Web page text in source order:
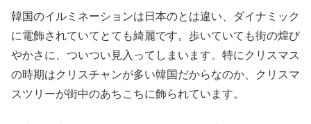
韓国のイルミネーションは日本のとは違い、ダイナミック
に電飾されていてとても綺麗です。歩いていても街の煌び
やかさに、ついつい見入ってしまいます。特にクリスマス
の時期はクリスチャンが多い韓国だからなのか、クリスマ
スツリーが街中のあちこちに飾られています。